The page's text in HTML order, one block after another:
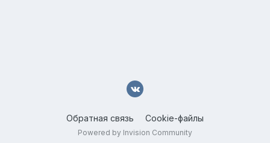
Обратная связь Cookie-файлы
Powered by Invision Community